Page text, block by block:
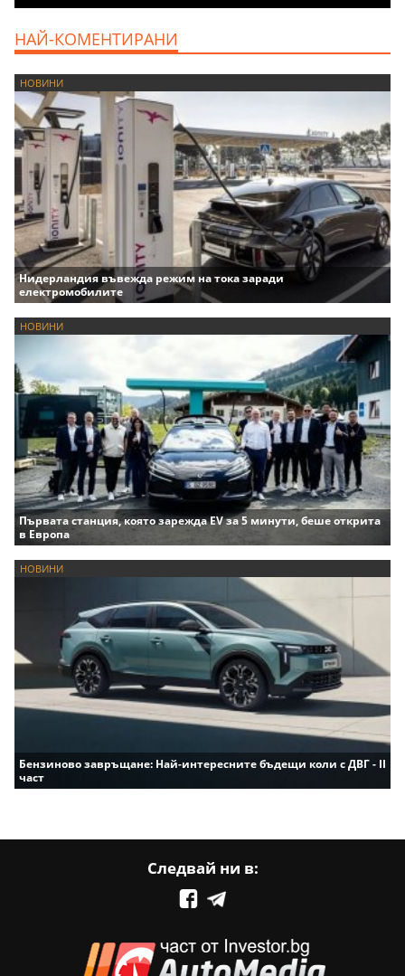
НАЙ-КОМЕНТИРАНИ
НОВИНИ
Нидерландия въвежда режим на тока заради
електромобилите
НОВИНИ
Първата станция, която зарежда EV за 5 минути, беше открита
в Европа
НОВИНИ
Бензиново завръщане: Най-интересните бъдещи коли с ДВГ - II
част
Следвай ни в: